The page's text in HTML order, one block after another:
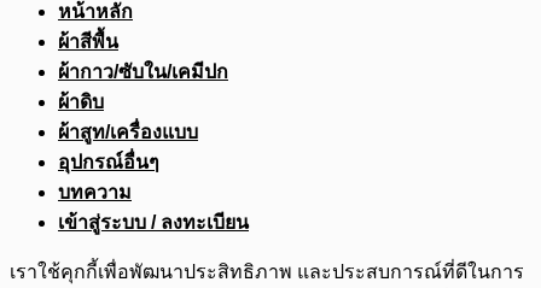
หน้าหลัก
ผ้าสีพื้น
ผ้ากาว/ซับใน/เคมีปก
ผ้าดิบ
ผ้าสูท/เครื่องแบบ
อุปกรณ์อื่นๆ
บทความ
เข้าสู่ระบบ / ลงทะเบียน
เราใช้คุกกี้เพื่อพัฒนาประสิทธิภาพ และประสบการณ์ที่ดีในการ